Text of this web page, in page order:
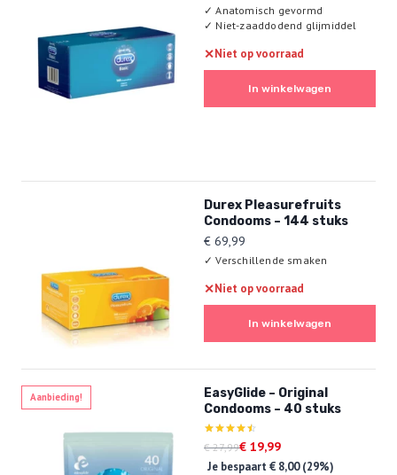
uit 5
✓ Anatomisch gevormd
✓ Niet-zaaddodend glijmiddel
✕Niet op voorraad
In winkelwagen
Durex Pleasurefruits
Condooms – 144 stuks
€ 69,99
✓ Verschillende smaken
✕Niet op voorraad
In winkelwagen
Aanbieding!
EasyGlide – Original
Condooms – 40 stuks
Gewaardeerd
4.50
uit 5
€27,99
Oorspronkelijke
prijs
€ 19,99
Huidige
prijs
Je bespaart € 8,00(29%)